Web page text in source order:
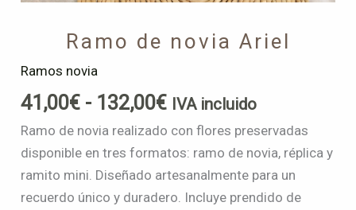
Ramo de novia Ariel
Ramos novia
41,00€ - 132,00€ IVA incluido
Ramo de novia realizado con flores preservadas
disponible en tres formatos: ramo de novia, réplica y
ramito mini. Diseñado artesanalmente para un
recuerdo único y duradero. Incluye prendido de